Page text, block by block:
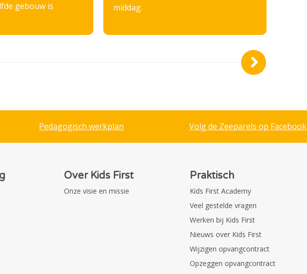
gebouw is
middag.
Pedagogisch werkplan Volg de Zeeparels op Facebook
Over Kids First
Onze visie en missie
Praktisch
Kids First Academy
Veel gestelde vragen
Werken bij Kids First
Nieuws over Kids First
Wijzigen opvangcontract
Opzeggen opvangcontract